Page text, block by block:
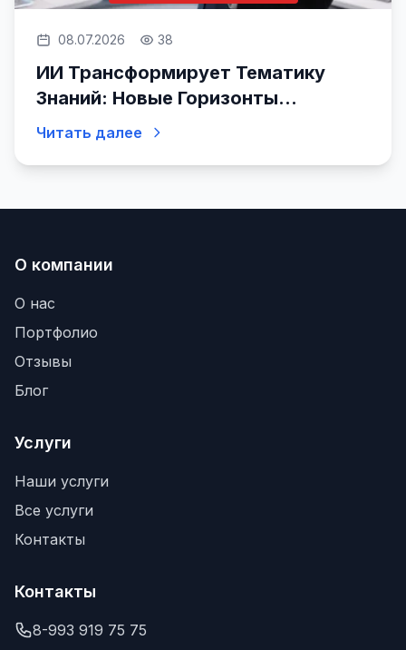
08.07.2026 38
ИИ Трансформирует Тематику
Знаний: Новые Горизонты
Исследования
Читать далее
О компании
О нас
Портфолио
Отзывы
Блог
Услуги
Наши услуги
Все услуги
Контакты
Контакты
8-993 919 75 75